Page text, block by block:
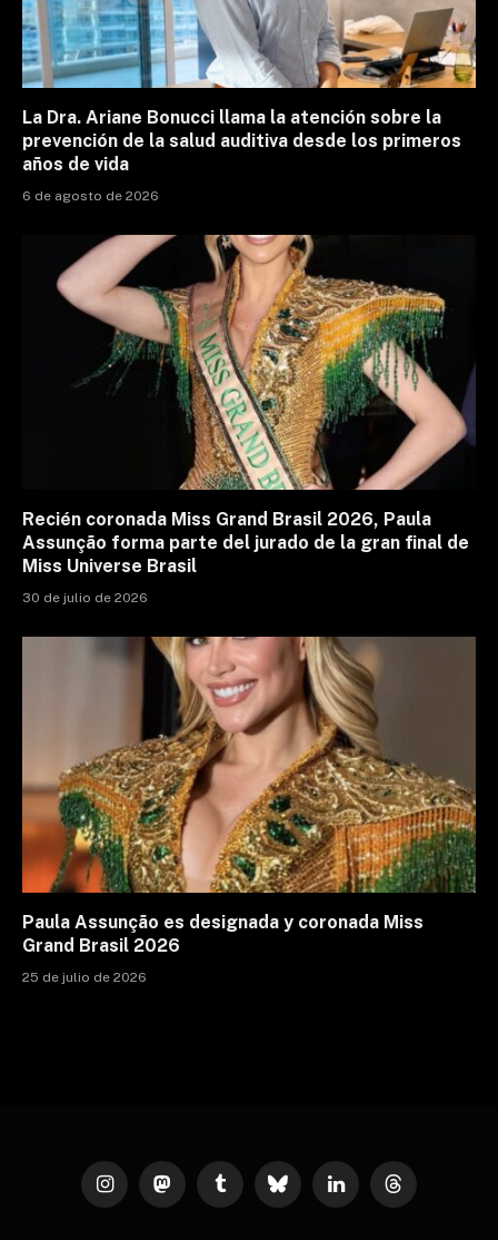
La Dra. Ariane Bonucci llama la atención sobre la
prevención de la salud auditiva desde los primeros
años de vida
6 de agosto de 2026
Recién coronada Miss Grand Brasil 2026, Paula
Assunção forma parte del jurado de la gran final de
Miss Universe Brasil
30 de julio de 2026
Paula Assunção es designada y coronada Miss
Grand Brasil 2026
25 de julio de 2026
InstagramMastodonTumblr Bluesky LinkedInThreads